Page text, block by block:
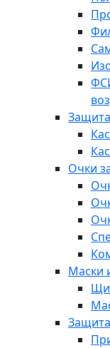
Очки
Маски